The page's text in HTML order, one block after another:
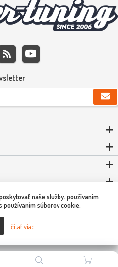
nopCommerce
SK. Všetky práva vyhradené.
naše služby. používaním
používaním súborov cookie.
čítať viac